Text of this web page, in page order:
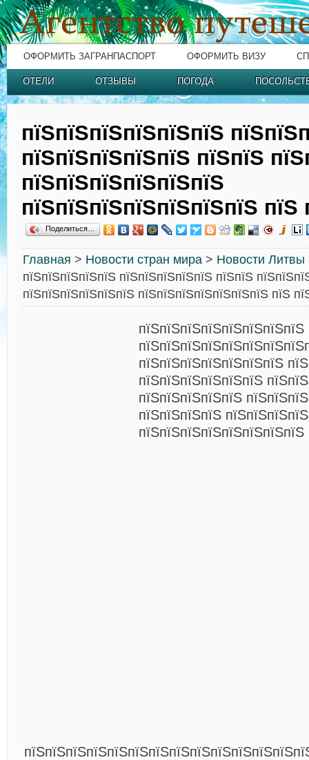
ОФОРМИТЬ ЗАГРАНПАСПОРТ ОФОРМИТЬ ВИЗУ
ОТЕЛИ ОТЗЫВЫ ПОГОДА
пїЅпїЅпїЅпїЅпїЅпїЅ
пїЅпїЅпїЅпїЅпїЅ пїЅпїЅ
пїЅпїЅпїЅпїЅпїЅпїЅ
пїЅпїЅпїЅпїЅпїЅпїЅпїЅ пїЅ
Поделиться…
Главная > Новости стран мира > Новости Литвы
пїЅпїЅпїЅпїЅпїЅ пїЅпїЅпїЅпїЅпїЅ пїЅпїЅ
пїЅпїЅпїЅпїЅпїЅпїЅ пїЅпїЅпїЅпїЅпїЅпїЅпїЅ пїЅ
пїЅпїЅпїЅпїЅпїЅпїЅпїЅпїЅ
пїЅпїЅпїЅпїЅпїЅпїЅпїЅ
пїЅпїЅпїЅпїЅпїЅпїЅ
пїЅпїЅпїЅпїЅпїЅ
пїЅпїЅпїЅпїЅ
пїЅпїЅпїЅпїЅпїЅпїЅпїЅпїЅ